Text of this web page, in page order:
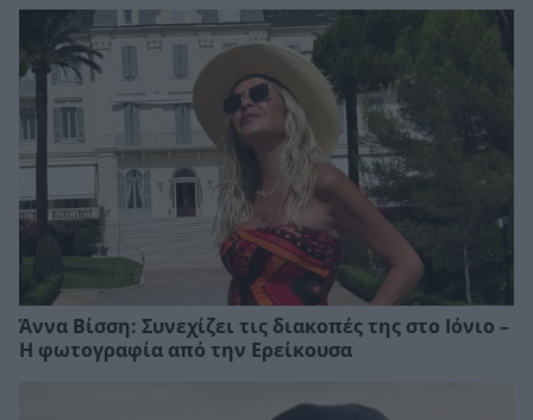
Άννα Βίσση: Συνεχίζει τις διακοπές της στο Ιόνιο –
Η φωτογραφία από την Ερείκουσα